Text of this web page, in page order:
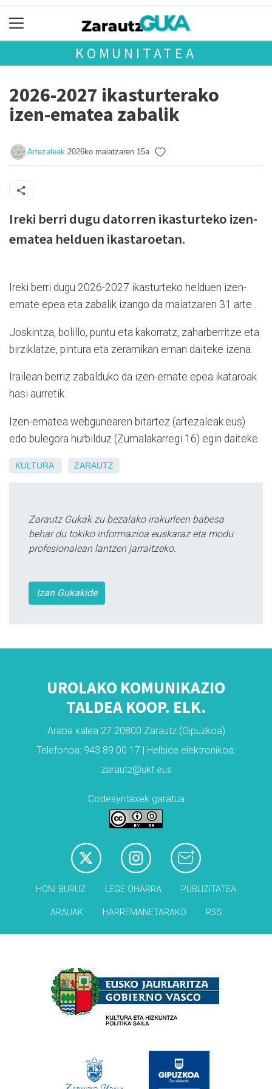
KOMUNITATEA
2026-2027 ikasturterako
izen-ematea zabalik
Artezaleak 2026ko maiatzaren 15a
Ireki berri dugu datorren ikasturteko izen-
ematea helduen ikastaroetan.
Ireki berri dugu 2026-2027 ikasturteko helduen izen-
emate epea eta zabalik izango da maiatzaren 31 arte .
Joskintza, bolillo, puntu eta kakorratz, zaharberritze eta
birziklatze, pintura eta zeramikan eman daiteke izena.
Irailean berriz zabalduko da izen-emate epea ikataroak
hasi aurretik.
Izen-ematea webgunearen bitartez (artezaleak.eus)
edo bulegora hurbilduz (Zumalakarregi 16) egin daiteke.
KULTURA ZARAUTZ
Zarautz Gukak zu bezalako irakurleen babesa
behar du tokiko informazioa euskaraz eta modu
profesionalean lantzen jarraitzeko.
Izan Gukakide
UROLAKO KOMUNIKAZIO
TALDEA KOOP. ELK.
Araba kalea 27 20800 Zarautz (Gipuzkoa)
Telefonoa: 943 89 00 17 | Helbide elektronikoa:
zarautz@ukt.eus
Codesyntaxek garatua
HONI BURUZ LEGE OHARRA PUBLIZITATEA
ARAUAK HARREMANETARAKO RSS